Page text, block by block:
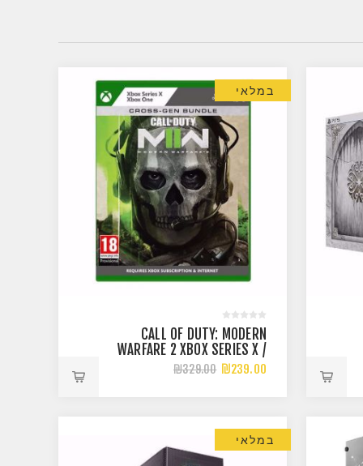
במלאי
CALL OF DUTY: MODERN
WARFARE 2 XBOX SERIES X /
ONE
₪239.00
₪329.00
במלאי